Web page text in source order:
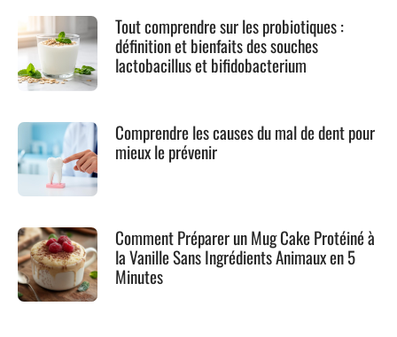
Tout comprendre sur les probiotiques :
définition et bienfaits des souches
lactobacillus et bifidobacterium
Comprendre les causes du mal de dent pour
mieux le prévenir
Comment Préparer un Mug Cake Protéiné à
la Vanille Sans Ingrédients Animaux en 5
Minutes